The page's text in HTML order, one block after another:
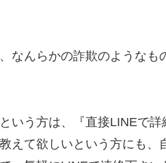
なんらかの詐欺のようなも
いう方は、
『直接LINEで
えて欲しいという方にも